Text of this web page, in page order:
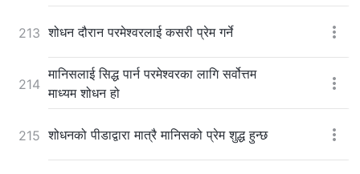
213 शोधन दौरान परमेश्‍वरलाई कसरी प्रेम गर्ने
214
मानिसलाई सिद्ध पार्न परमेश्‍वरका लागि सर्वोत्तम
माध्यम शोधन हो
215 शोधनको पीडाद्वारा मात्रै मानिसको प्रेम शुद्ध हुन्छ